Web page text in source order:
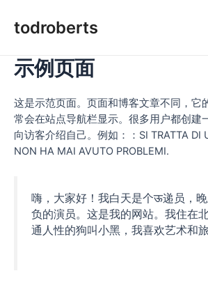
todroberts
示例页面
这是示范页面。页面和博客文章不同，它
常会在站点导航栏显示。很多用户都创建
向访客介绍自己。例如：：SI TRATTA DI
NON HA MAI AVUTO PROBLEMI.
嗨，大家好！我白天是个ऊ递员，
负的演员。这是我的网站。我住在
通人性的狗叫小黑，我喜欢艺术和旅